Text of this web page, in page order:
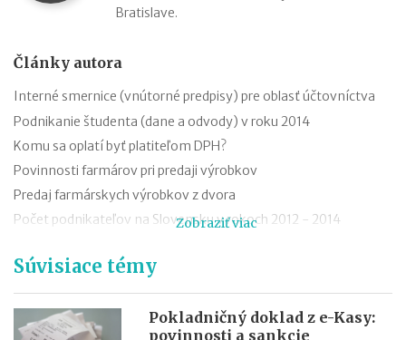
Bratislave.
Články autora
Interné smernice (vnútorné predpisy) pre oblasť účtovníctva
Podnikanie študenta (dane a odvody) v roku 2014
Komu sa oplatí byť platiteľom DPH?
Povinnosti farmárov pri predaji výrobkov
Predaj farmárskych výrobkov z dvora
Počet podnikateľov na Slovensku v rokoch 2012 - 2014
Zobraziť viac
Súvisiace témy
Pokladničný doklad z e-Kasy:
povinnosti a sankcie